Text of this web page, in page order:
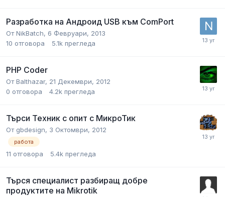
Разработка на Андроид USB към ComPort
ОтNikBatch, 6 Февруари, 2013
10 отговора 5.1k прегледа
PHP Coder
ОтBalthazar, 21 Декември, 2012
0 отговора 4.2k прегледа
Търси Техник с опит с МикроТик
От gbdesign, 3 Октомври, 2012
работа
11 отговора 5.4k прегледа
Търся специалист разбиращ добре
продуктите на Mikrotik